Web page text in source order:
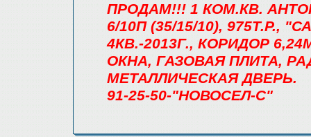
ПРОДАМ!!! 1 КОМ.КВ.
6/10П (35/15/10), 975Т.Р.,
4КВ.-2013Г., КОРИДОР
ОКНА, ГАЗОВАЯ ПЛИТА,
МЕТАЛЛИЧЕСКАЯ ДВЕРЬ.
91-25-50-"НОВОСЕЛ-С"